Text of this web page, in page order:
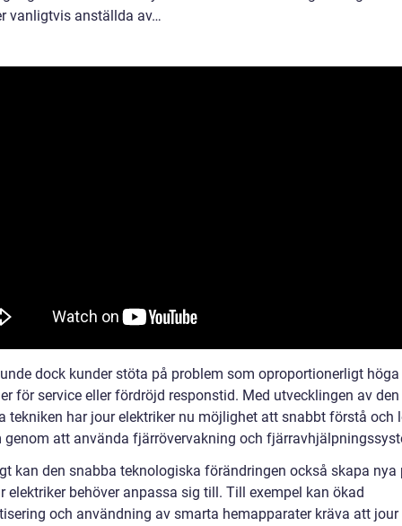
vanligtvis anställda av…
dock kunder stöta på problem som oproportionerligt höga
för service eller fördröjd responstid. Med utvecklingen av den
tekniken har jour elektriker nu möjlighet att snabbt förstå och
genom att använda fjärrövervakning och
kan den snabba teknologiska förändringen också skapa nya
elektriker behöver anpassa sig till. Till exempel kan ökad
och användning av smarta hemapparater kräva att jour